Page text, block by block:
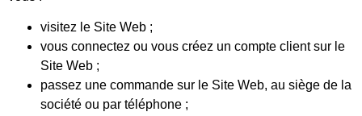
visitez le Site Web ;
vous connectez ou vous créez un compte client sur le
Site Web ;
passez une commande sur le Site Web, au siège de la
société ou par téléphone ;